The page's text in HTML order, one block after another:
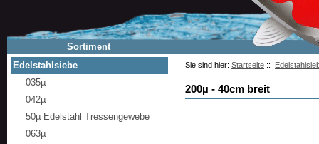
Sie sind hier: Startseite ::
200µ - 40cm breit
Sortiment
Edelstahlsiebe
035µ
042µ
50µ Edelstahl Tressengewebe
063µ